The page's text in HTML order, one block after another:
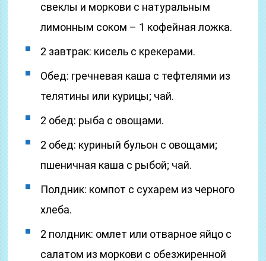
свеклы и моркови с натуральным
лимонным соком – 1 кофейная ложка.
2 завтрак: кисель с крекерами.
Обед: гречневая каша с тефтелями из
телятины или курицы; чай.
2 обед: рыба с овощами.
2 обед: куриный бульон с овощами;
пшеничная каша с рыбой; чай.
Полдник: компот с сухарем из черного
хлеба.
2 полдник: омлет или отварное яйцо с
салатом из моркови с обезжиренной